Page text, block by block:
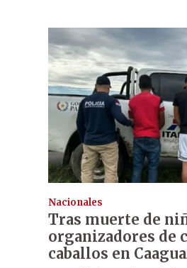
Nacionales
Tras muerte de
organizadores de
caballos en